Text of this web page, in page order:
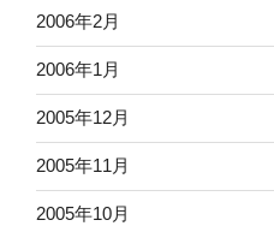
2006年2月
2006年1月
2005年12月
2005年11月
2005年10月